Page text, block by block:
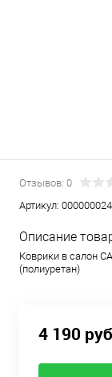
Отзывов: 0
Артикул:
Описание
Коврики в салон
(полиуретан)
4 190